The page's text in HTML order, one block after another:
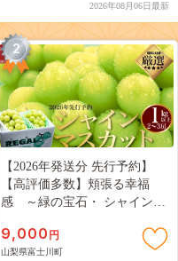
2026年08月06日最新
2
【2026年発送分 先行予約】
【高評価多数】頬張る幸福
感 ～緑の宝石・ シャインマ
３房） フルーツ 山梨県産 果
物 くだもの シャイン マスカ
9,000 円
山梨県富士川町